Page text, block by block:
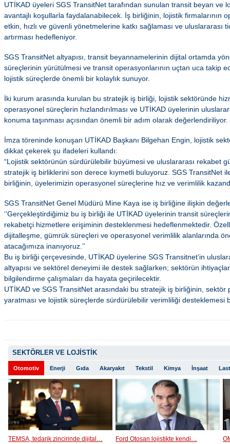
UTİKAD üyeleri SGS TransitNet tarafından sunulan transit beyan ve
avantajlı koşullarla faydalanabilecek. İş birliğinin, lojistik firmalarının
etkin, hızlı ve güvenli yönetmelerine katkı sağlaması ve uluslararası
artırması hedefleniyor.
SGS TransitNet altyapısı, transit beyannamelerinin dijital ortamda
süreçlerinin yürütülmesi ve transit operasyonlarının uçtan uca takip
lojistik süreçlerde önemli bir kolaylık sunuyor.
İki kurum arasında kurulan bu stratejik iş birliği, lojistik sektöründe
operasyonel süreçlerin hızlandırılması ve UTİKAD üyelerinin
konuma taşınması açısından önemli bir adım olarak değerlendiriliyor.
İmza töreninde konuşan UTİKAD Başkanı Bilgehan Engin, lojistik
dikkat çekerek şu ifadeleri kullandı:
“Lojistik sektörünün sürdürülebilir büyümesi ve uluslararası rekabet
stratejik iş birliklerini son derece kıymetli buluyoruz. SGS TransitNet
birliğinin, üyelerimizin operasyonel süreçlerine hız ve verimlilik
SGS TransitNet Genel Müdürü Mine Kaya ise iş birliğine ilişkin
‘’Gerçekleştirdiğimiz bu iş birliği ile UTİKAD üyelerinin transit
rekabetçi hizmetlere erişiminin desteklenmesi hedeflenmektedir.
dijitalleşme, gümrük süreçleri ve operasyonel verimlilik alanlarında
atacağımıza inanıyoruz.’’
Bu iş birliği çerçevesinde, UTİKAD üyelerine SGS Transitnet’in
altyapısı ve sektörel deneyimi ile destek sağlarken; sektörün
bilgilendirme çalışmaları da hayata geçirilecektir.
UTİKAD ve SGS TransitNet arasındaki bu stratejik iş birliğinin, sektör
yaratması ve lojistik süreçlerde sürdürülebilir verimliliği desteklemesi
SEKTÖRLER VE LOJİSTİK
Otomotiv Enerji Gıda Akaryakıt Tekstil Kimya İnşaat
TEMSA, tedarik zincirinde dijital… Ford Otosan lojistikte kendi…